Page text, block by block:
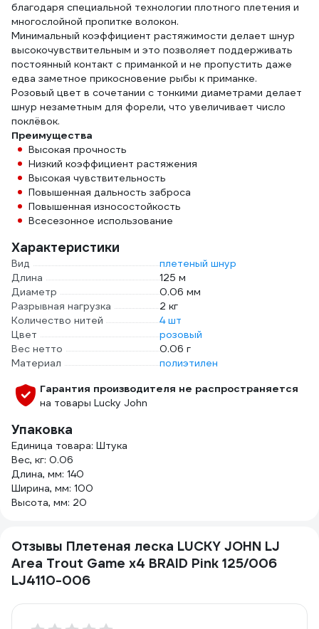
благодаря специальной технологии плотного плетения и
многослойной пропитке волокон.
Минимальный коэффициент растяжимости делает шнур
высокочувствительным и это позволяет поддерживать
постоянный контакт с приманкой и не пропустить даже
едва заметное прикосновение рыбы к приманке.
Розовый цвет в сочетании с тонкими диаметрами делает
шнур незаметным для форели, что увеличивает число
поклёвок.
Преимущества
Высокая прочность
Низкий коэффициент растяжения
Высокая чувствительность
Повышенная дальность заброса
Повышенная износостойкость
Всесезонное использование
Характеристики
Вид
плетеный шнур
Длина
125 м
Диаметр
0.06 мм
Разрывная нагрузка
2 кг
Количество нитей
4 шт
Цвет
розовый
Вес нетто
0.06 г
Материал
полиэтилен
Гарантия производителя не распространяется
на товары Lucky John
Упаковка
Единица товара: Штука
Вес, кг: 0.06
Длина, мм: 140
Ширина, мм: 100
Высота, мм: 20
Отзывы Плетеная леска LUCKY JOHN LJ
Area Trout Game х4 BRAID Pink 125/006
LJ4110-006